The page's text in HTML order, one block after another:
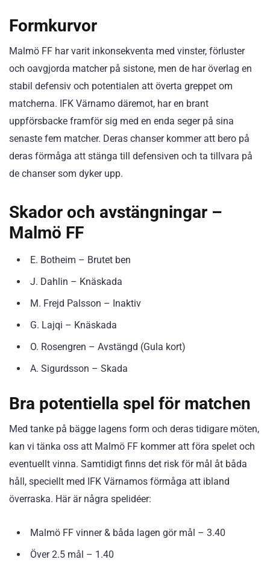
Formkurvor
Malmö FF har varit inkonsekventa med vinster, förluster
och oavgjorda matcher på sistone, men de har överlag en
stabil defensiv och potentialen att överta greppet om
matcherna. IFK Värnamo däremot, har en brant
uppförsbacke framför sig med en enda seger på sina
senaste fem matcher. Deras chanser kommer att bero på
deras förmåga att stänga till defensiven och ta tillvara på
de chanser som dyker upp.
Skador och avstängningar –
Malmö FF
E. Botheim – Brutet ben
J. Dahlin – Knäskada
M. Frejd Palsson – Inaktiv
G. Lajqi – Knäskada
O. Rosengren – Avstängd (Gula kort)
A. Sigurdsson – Skada
Bra potentiella spel för matchen
Med tanke på bägge lagens form och deras tidigare möten,
kan vi tänka oss att Malmö FF kommer att föra spelet och
eventuellt vinna. Samtidigt finns det risk för mål åt båda
håll, speciellt med IFK Värnamos förmåga att ibland
överraska. Här är några spelidéer:
Malmö FF vinner & båda lagen gör mål – 3.40
Över 2.5 mål – 1.40